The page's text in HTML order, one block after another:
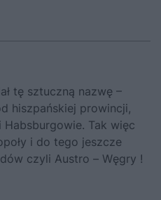
tę sztuczną nazwę –
hiszpańskiej prowincji,
Tak więc
i do tego jeszcze
czyli Austro – Węgry !